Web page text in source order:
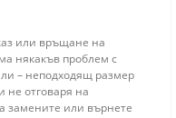
или връщане на
някакъв проблем с
– неподходящ размер
не отговаря на
замените или върнете